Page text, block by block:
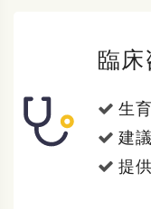
臨床
生
建
提